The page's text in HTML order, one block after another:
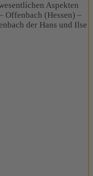
Aspekten
Offenbach (Hessen) –
der Hans und Ilse